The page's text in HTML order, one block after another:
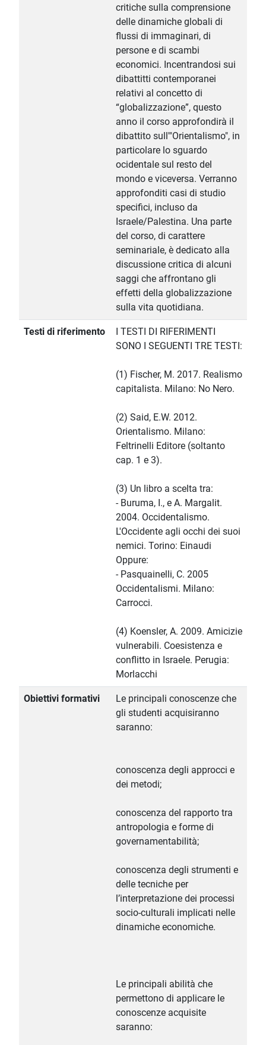
critiche sulla comprensione
delle dinamiche globali di
flussi di immaginari, di
persone e di scambi
economici. Incentrandosi sui
dibattitti contemporanei
relativi al concetto di
“globalizzazione”, questo
anno il corso approfondirà il
dibattito sull'"Orientalismo", in
particolare lo sguardo
ocidentale sul resto del
mondo e viceversa. Verranno
approfonditi casi di studio
specifici, incluso da
Israele/Palestina. Una parte
del corso, di carattere
seminariale, è dedicato alla
discussione critica di alcuni
saggi che affrontano gli
effetti della globalizzazione
sulla vita quotidiana.
Testi di riferimento
I TESTI DI RIFERIMENTI
SONO I SEGUENTI TRE TESTI:
(1) Fischer, M. 2017. Realismo
capitalista. Milano: No Nero.
(2) Said, E.W. 2012.
Orientalismo. Milano:
Feltrinelli Editore (soltanto
cap. 1 e 3).
(3) Un libro a scelta tra:
- Buruma, I., e A. Margalit.
2004. Occidentalismo.
L'Occidente agli occhi dei suoi
nemici. Torino: Einaudi
Oppure:
- Pasquainelli, C. 2005
Occidentalismi. Milano:
Carrocci.
(4) Koensler, A. 2009. Amicizie
vulnerabili. Coesistenza e
conflitto in Israele. Perugia:
Morlacchi
Obiettivi formativi
Le principali conoscenze che
gli studenti acquisiranno
saranno:
conoscenza degli approcci e
dei metodi;
conoscenza del rapporto tra
antropologia e forme di
governamentabilità;
conoscenza degli strumenti e
delle tecniche per
l’interpretazione dei processi
socio-culturali implicati nelle
dinamiche economiche.
Le principali abilità che
permettono di applicare le
conoscenze acquisite
saranno: